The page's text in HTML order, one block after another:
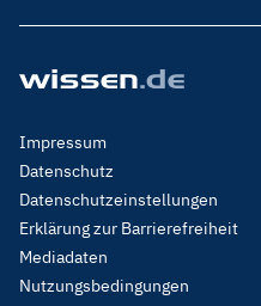
Footer
Menu
Legal
Impressum
Datenschutz
Datenschutzeinstellungen
Erklärung zur Barrierefreiheit
Mediadaten
Nutzungsbedingungen